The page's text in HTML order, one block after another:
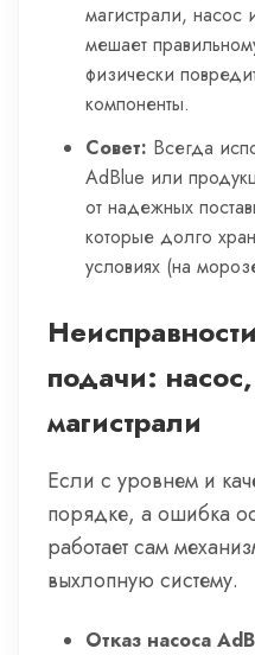
магистрали, насос
мешает
физически
компоненты.
Совет: Всегда
AdBlue или
от надежных
которые долго
условиях (на
подачи:
магистрали
Если с уровнем и
порядке, а ошибка
работает сам
выхлопную систему.
Отказ насоса